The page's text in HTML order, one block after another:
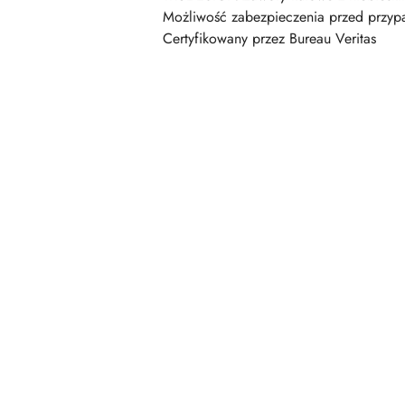
Możliwość zabezpieczenia przed
Certyfikowany przez Bureau Veritas